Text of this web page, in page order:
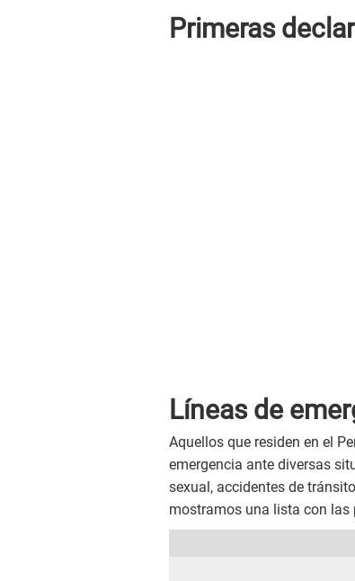
Primeras
Líneas de
Aquellos que residen en el
emergencia ante diversas
sexual, accidentes de
mostramos una lista con las